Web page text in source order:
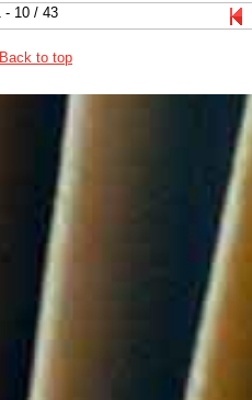
- 10 / 43
Back to top